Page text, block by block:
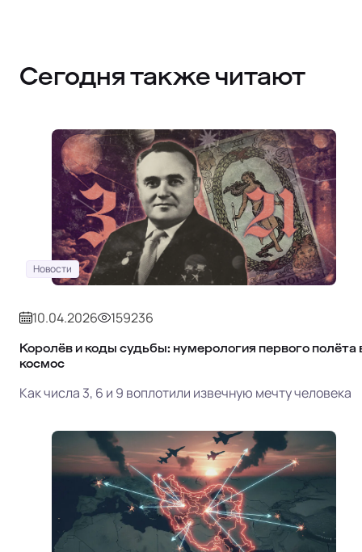
Сегодня также читают
Новости
10.04.2026 159236
Королёв и коды судьбы: нумерология первого полёта
космос
Как числа 3, 6 и 9 воплотили извечную мечту человека